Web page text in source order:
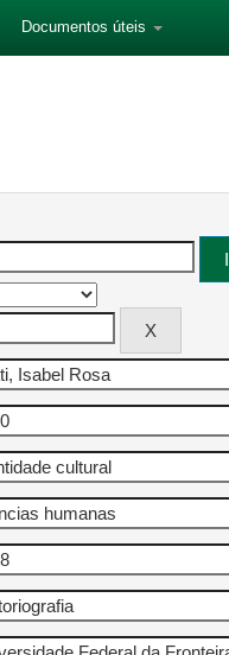
Documentos úteis